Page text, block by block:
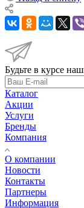
Будьте в курсе
Каталог
Акции
Услуги
Бренды
Компания
О компании
Новости
Контакты
Партнеры
Информация